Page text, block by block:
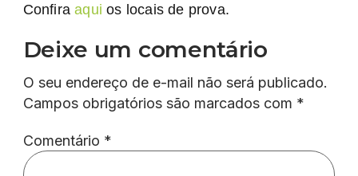
Confiraaqui os locais de prova.
Deixe um comentário
O seu endereço de e-mail não será publicado.
Campos obrigatórios são marcados com *
Comentário *